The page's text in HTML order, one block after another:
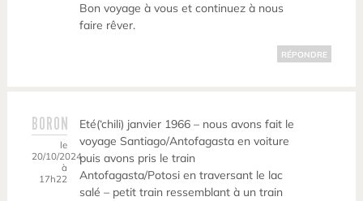
Bon voyage à vous et continuez à nous
faire rêver.
RÉPONDRE
BORON
le
20/10/2024
à
17h22
Eté(‘chili) janvier 1966 – nous avons fait le
voyage Santiago/Antofagasta en voiture
puis avons pris le train
Antofagasta/Potosi en traversant le lac
salé – petit train ressemblant à un train